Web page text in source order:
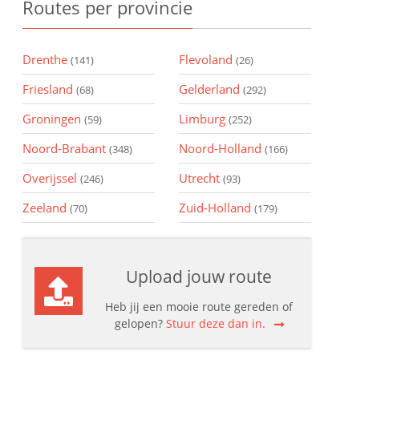
Routes per provincie
Drenthe (141) Flevoland (26)
Friesland (68) Gelderland (292)
Groningen (59) Limburg (252)
Noord-Brabant (348) Noord-Holland (166)
Overijssel (246) Utrecht (93)
Zeeland (70) Zuid-Holland (179)
Upload jouw route
Heb jij een mooie route gereden of
gelopen? Stuur deze dan in.